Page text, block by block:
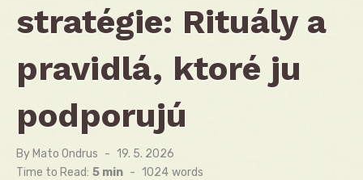
stratégie: Rituály a
pravidlá, ktoré ju
podporujú
By Mato Ondrus
Posted
on
19. 5. 2026
Time to Read: 5 min - 1024 words